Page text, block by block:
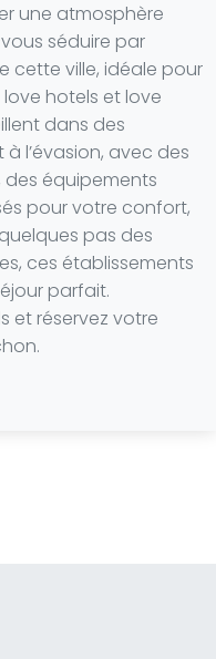
une atmosphère
séduire par
cette ville, idéale pour
hotels et love
dans des
l’évasion, avec des
équipements
pour votre confort,
pas des
ces établissements
parfait.
et réservez votre